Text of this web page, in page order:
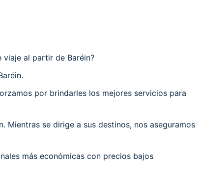
viaje al partir de Baréin?
por brindarles los mejores servicios para
Mientras se dirige a sus destinos, nos aseguramos
más económicas con precios bajos